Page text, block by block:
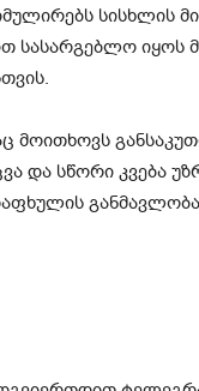
სისხლის
სასარგებლო იყოს
მოითხოვს
და სწორი კვება